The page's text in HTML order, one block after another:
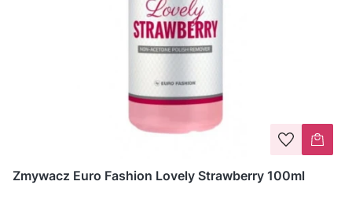
Zmywacz Euro Fashion Lovely Strawberry 100ml